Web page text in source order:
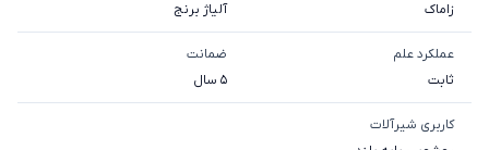
زاماک
آلیاژ برنج
عملکرد علم
ثابت
ضمانت
5 سال
کاربری شیرآلات